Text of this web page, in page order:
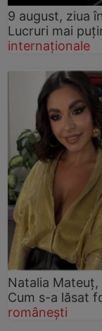
9 august, ziua
Lucruri mai
internaționale
Natalia
Cum s-a lăsat
românești